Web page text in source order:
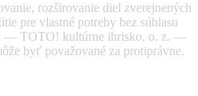
rozširovanie diel zverejnených
pre vlastné potreby bez súhlasu
— TOTO! kultúrne ihrisko, o. z. —
byť považované za protiprávne.